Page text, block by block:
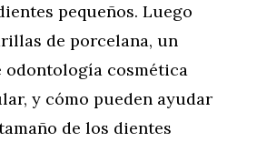
pequeños. Luego
de porcelana, un
odontología cosmética
y cómo pueden ayudar
de los dientes